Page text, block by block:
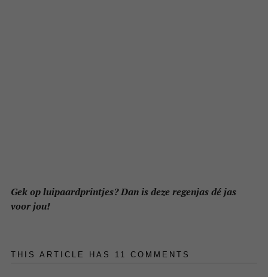
Gek op luipaardprintjes? Dan is deze regenjas dé jas
voor jou!
THIS ARTICLE HAS 11 COMMENTS